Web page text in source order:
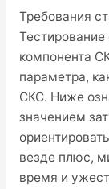
Требования
Тестирование
компонента
параметра,
СКС. Ниже
значением
везде плюс,
время и